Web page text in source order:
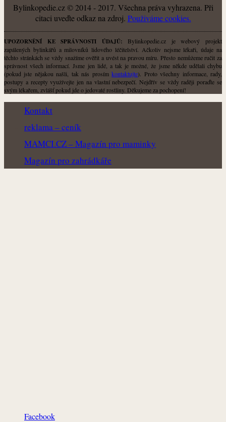
Bylinkopedie.cz © 2014 - 2017. Všechna práva vyhrazena. Při
citaci uveďte odkaz na zdroj. Použiváme cookies.
UPOZORNĚNÍ KE SPRÁVNOSTI ÚDAJŮ: Bylinkopedie.cz je webový projekt
zapálených bylinkářů a milovníků lidového léčitelství. Ačkoliv nejsme lékaři, údaje na
těchto stránkách se vždy snažíme ověřit a uvést na pravou míru. Přesto nemůžeme ručit za
správnost všech informací. Jsme jen lidé, a tak je možné, že jsme někde udělali chybu
(pokud jste nějakou našli, tak nás prosímkontaktujte). Proto všechny informace, rady,
postupy a recepty využívejte jen na vlastní nebezpečí. Nejdřív se vždy raději poraďte se
svým lékařem, zvlášť pokud jde o jedovaté rostliny. Děkujeme za pochopení!
Kontakt
reklama – ceník
MAMCI.CZ – Magazín pro maminky
Magazín pro zahrádkáře
Facebook